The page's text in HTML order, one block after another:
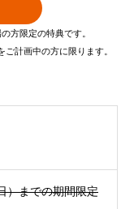
方限定の特典です。
計画中の方に限ります。
）までの期間限定